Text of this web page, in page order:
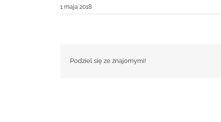
1 maja 2018
Podziel się ze znajomymi!